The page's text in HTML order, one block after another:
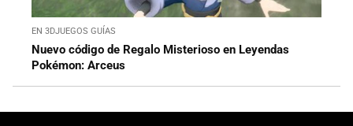
EN 3DJUEGOS GUÍAS
Nuevo código de Regalo Misterioso en Leyendas
Pokémon: Arceus